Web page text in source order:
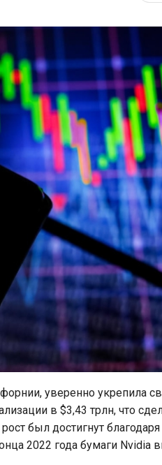
уверенно укрепила
в $3,43 трлн, что
был достигнут благодаря
2022 года бумаги Nvidia